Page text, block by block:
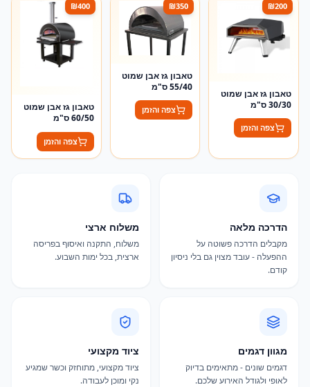
₪200
טאבון גז אבן שמוט
30/30 ס"מ
צפה והזמן
₪350
טאבון גז אבן שמוט
55/40 ס"מ
צפה והזמן
₪400
טאבון גז אבן שמוט
60/50 ס"מ
צפה והזמן
הדרכה מלאה
מקבלים הדרכה פשוטה על
ההפעלה - עובד מצוין גם בלי ניסיון
קודם.
משלוח ארצי
משלוח, התקנה ואיסוף בפריסה
ארצית, בכל ימות השבוע.
מגוון דגמים
דגמים שונים - מתאימים בדיוק
לאופי ולגודל האירוע שלכם.
ציוד מקצועי
ציוד מקצועי, מתוחזק וכשר שמגיע
נקי ומוכן לעבודה.